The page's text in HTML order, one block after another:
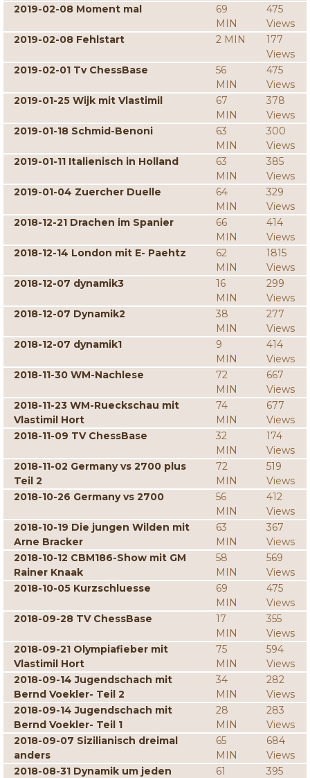
2019-02-08 Moment mal
69
MIN
475
Views
2019-02-08 Fehlstart
2 MIN
177
Views
2019-02-01 Tv ChessBase
56
MIN
475
Views
2019-01-25 Wijk mit Vlastimil
67
MIN
378
Views
2019-01-18 Schmid-Benoni
63
MIN
300
Views
2019-01-11 Italienisch in Holland
63
MIN
385
Views
2019-01-04 Zuercher Duelle
64
MIN
329
Views
2018-12-21 Drachen im Spanier
66
MIN
414
Views
2018-12-14 London mit E- Paehtz
62
MIN
1815
Views
2018-12-07 dynamik3
16
MIN
299
Views
2018-12-07 Dynamik2
38
MIN
277
Views
2018-12-07 dynamik1
9
MIN
414
Views
2018-11-30 WM-Nachlese
72
MIN
667
Views
2018-11-23 WM-Rueckschau mit
Vlastimil Hort
74
MIN
677
Views
2018-11-09 TV ChessBase
32
MIN
174
Views
2018-11-02 Germany vs 2700 plus
Teil 2
72
MIN
519
Views
2018-10-26 Germany vs 2700
56
MIN
412
Views
2018-10-19 Die jungen Wilden mit
Arne Bracker
63
MIN
367
Views
2018-10-12 CBM186-Show mit GM
Rainer Knaak
58
MIN
569
Views
2018-10-05 Kurzschluesse
69
MIN
475
Views
2018-09-28 TV ChessBase
17
MIN
355
Views
2018-09-21 Olympiafieber mit
Vlastimil Hort
75
MIN
594
Views
2018-09-14 Jugendschach mit
Bernd Voekler- Teil 2
34
MIN
282
Views
2018-09-14 Jugendschach mit
Bernd Voekler- Teil 1
28
MIN
283
Views
2018-09-07 Sizilianisch dreimal
anders
65
MIN
684
Views
2018-08-31 Dynamik um jeden
61
395